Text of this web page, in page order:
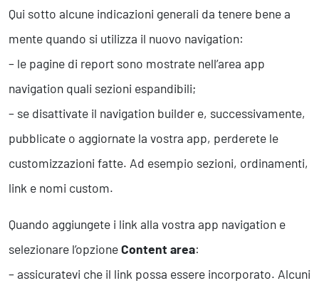
Qui sotto alcune indicazioni generali da tenere bene a
mente quando si utilizza il nuovo navigation:
– le pagine di report sono mostrate nell’area app
navigation quali sezioni espandibili;
– se disattivate il navigation builder e, successivamente,
pubblicate o aggiornate la vostra app, perderete le
customizzazioni fatte. Ad esempio sezioni, ordinamenti,
link e nomi custom.
Quando aggiungete i link alla vostra app navigation e
selezionare l’opzioneContent area:
– assicuratevi che il link possa essere incorporato. Alcuni